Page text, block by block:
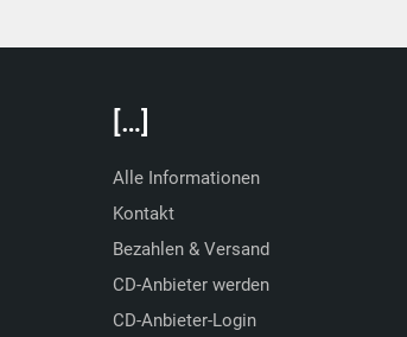
[…]
Alle Informationen
Kontakt
Bezahlen & Versand
CD-Anbieter werden
CD-Anbieter-Login